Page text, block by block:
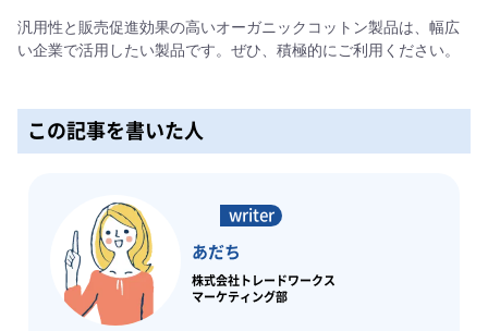
汎用性と販売促進効果の高いオーガニックコットン製品は、幅広
い企業で活用したい製品です。ぜひ、積極的にご利用ください。
この記事を書いた人
あだち
株式会社トレードワークス
マーケティング部